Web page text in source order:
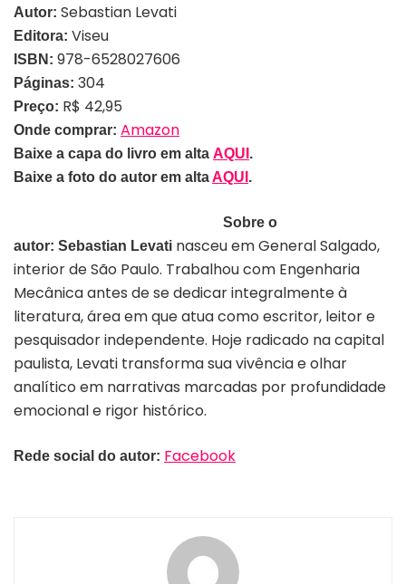
Autor: Sebastian Levati
Editora: Viseu
ISBN: 978-6528027606
Páginas: 304
Preço: R$ 42,95
Onde comprar: Amazon
Baixe a capa do livro em alta AQUI .
Baixe a foto do autor em altaAQUI .
Sobre o
autor: Sebastian Levati nasceu em General Salgado,
interior de São Paulo. Trabalhou com Engenharia
Mecânica antes de se dedicar integralmente à
literatura, área em que atua como escritor, leitor e
pesquisador independente. Hoje radicado na capital
paulista, Levati transforma sua vivência e olhar
analítico em narrativas marcadas por profundidade
emocional e rigor histórico.
Rede social do autor: Facebook